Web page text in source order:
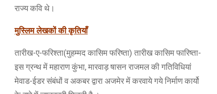
राज्य कवि थे।
मुस्लिम लेखकों की कृतियाँ
तारीख-ए-फरिश्ता(मुहम्मद कासिम फरिष्ता) तारीख कासिम फारिष्ता-
इस ग्रन्थ में महाराण कुंभा, मारवाड़ षासन राजमल की गतिविधियां
मेवाड-ईडर संबंधों व अकबर द्वारा अजमेर में करवाये गये निर्माण कार्यो